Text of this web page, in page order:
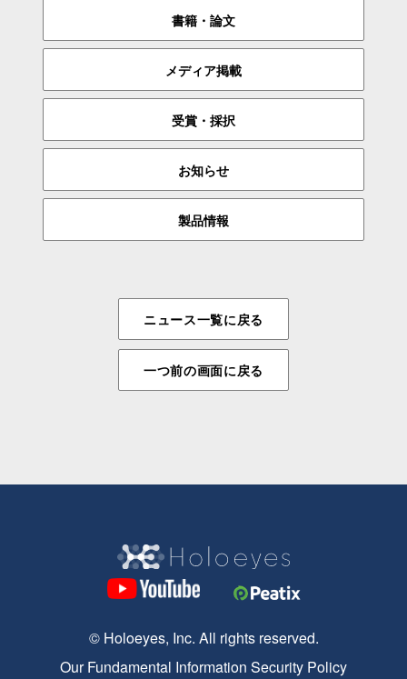
書籍・論文
メディア掲載
受賞・採択
お知らせ
製品情報
ニュース一覧に戻る
一つ前の画面に戻る
© Holoeyes, Inc. All rights reserved.
Our Fundamental Information Security Policy